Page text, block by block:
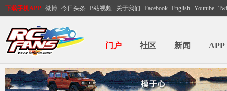
下载手机APP 微博 今日头条 B站视频 关于我们 Facebook English Youtube
门户 社区 新闻 APP